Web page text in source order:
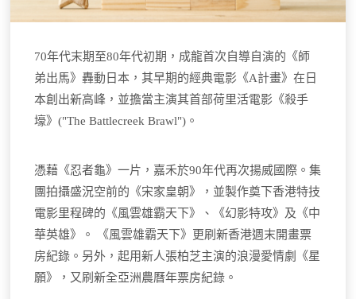
70年代末期至80年代初期，成龍首次自導自演的《師
弟出馬》轟動日本，其早期的經典電影《A計畫》在日
本創出新高峰，並擔當主演其首部荷里活電影《殺手
壕》("The Battlecreek Brawl")。
憑藉《忍者龜》一片，嘉禾於90年代再次揚威國際。集
團拍攝盛況空前的《宋家皇朝》，並製作奠下香港特技
電影里程碑的《風雲雄霸天下》、《幻影特攻》及《中
華英雄》。 《風雲雄霸天下》更刷新香港週末開畫票
房紀錄。另外，起用新人張柏芝主演的浪漫愛情劇《星
願》，又刷新全亞洲農曆年票房紀錄。